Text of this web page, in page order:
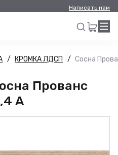
Написать нам
Искать
КРОМКА ЛДСП Сосна
Прованс
А